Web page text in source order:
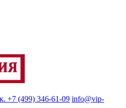
+7 (499) 346-61-09 info@vip-